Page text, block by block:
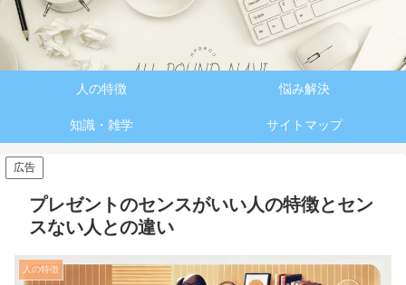
人の特徴 悩み解決
知識・雑学 サイトマップ
広告
プレゼントのセンスがいい人の特徴とセン
スない人との違い
人の特徴